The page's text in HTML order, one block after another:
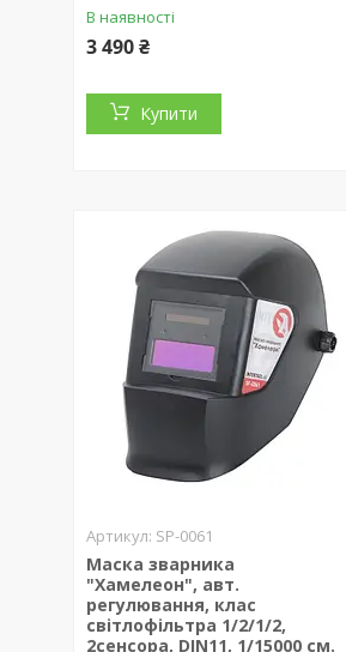
В наявності
3 490 ₴
Купити
SP-0061
Маска зварника
"Хамелеон", авт.
регулювання, клас
світлофільтра 1/2/1/2,
2сенсора, DIN11, 1/15000 см.